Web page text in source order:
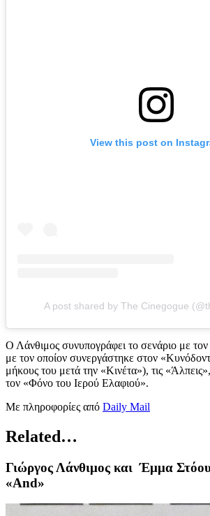
View this post on
A post shared by The Cinegogue
Ο Λάνθιμος συνυπογράφει το σενάριο με
με τον οποίον συνεργάστηκε στον
μήκους του μετά την «Κινέτα»), τις
τον «Φόνο του Ιερού Ελαφιού».
Με πληροφορίες από Daily Mail
Related…
Γιώργος Λάνθιμος και Έμμα
«And»